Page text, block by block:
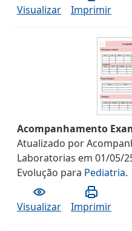
Visualizar Imprimir
Acompanhamento
Atualizado por
Laboratorias em 01/05/
Evolução para Pediatria.
Visualizar Imprimir